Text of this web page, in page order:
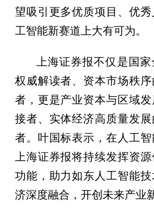
望吸引更多优质项目、优秀
工智能新赛道上大有可为。
上海证券报不仅是国
权威解读者、资本市场秩
者，更是产业资本与区域
接者、实体经济高质量发
者。叶国标表示，在人工智
上海证券报将持续发挥资
功能，助力如东人工智能
济深度融合，开创未来产业